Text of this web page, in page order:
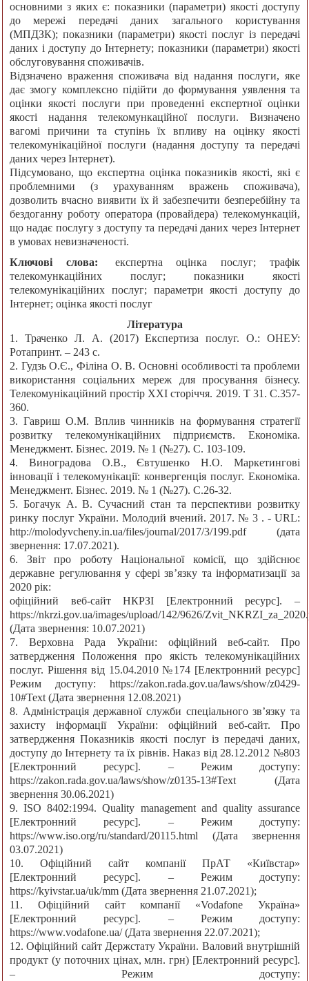
основними з яких є: показники (параметри) якості доступу
до мережі передачі даних загального користування
(МПДЗК); показники (параметри) якості послуг із передачі
даних і доступу до Інтернету; показники (параметри) якості
обслуговування споживачів.
Відзначено враження споживача від надання послуги, яке
дає змогу комплексно підійти до формування уявлення та
оцінки якості послуги при проведенні експертної оцінки
якості надання телекомункаційної послуги. Визначено
вагомі причини та ступінь їх впливу на оцінку якості
телекомунікаційної послуги (надання доступу та передачі
даних через Інтернет).
Підсумовано, що експертна оцінка показників якості, які є
проблемними (з урахуванням вражень споживача),
дозволить вчасно виявити їх й забезпечити безперебійну та
бездоганну роботу оператора (провайдера) телекомункацій,
що надає послугу з доступу та передачі даних через Інтернет
в умовах невизначеності.
Ключові слова:
експертна оцінка послуг; трафік
телекомункаційних послуг; показники якості
телекомунікаційних послуг; параметри якості доступу до
Інтернет; оцінка якості послуг
Література
1. Траченко Л. А. (2017) Експертиза послуг. О.: ОНЕУ:
Ротапринт. – 243 с.
2. Гудзь О.Є., Філіна О. В. Основні особливості та проблеми
використання соціальних мереж для просування бізнесу.
Телекомунікаційний простір ХХІ сторіччя. 2019. T 31. С.357-
360.
3. Гавриш О.М. Вплив чинників на формування стратегії
розвитку телекомунікаційних підприємств. Економіка.
Менеджмент. Бізнес. 2019. № 1 (№27). С. 103-109.
4. Виноградова О.В., Євтушенко Н.О. Маркетингові
інновації і телекомунікації: конвергенція послуг. Економіка.
Менеджмент. Бізнес. 2019. № 1 (№27). С.26-32.
5. Богачук А. В. Сучасний стан та перспективи розвитку
ринку послуг України. Молодий вчений. 2017. № 3 . - URL:
http://molodyvcheny.in.ua/files/journal/2017/3/199.pdf (дата
звернення: 17.07.2021).
6. Звіт про роботу Національної комісії, що здійснює
державне регулювання у сфері зв’язку та інформатизації за
2020 рік:
офіційний веб-сайт НКРЗІ [Електронний ресурс]. –
https://nkrzi.gov.ua/images/upload/142/9626/
(Дата звернення: 10.07.2021)
7. Верховна Рада України: офіційний веб-сайт. Про
затвердження Положення про якість телекомунікаційних
послуг. Рішення від 15.04.2010 №174 [Електронний ресурс]
Режим доступу: https://zakon.rada.gov.ua/laws/show/z0429-
10#Text (Дата звернення 12.08.2021)
8. Адміністрація державної служби спеціального зв’язку та
захисту інформації України: офіційний веб-сайт. Про
затвердження Показників якості послуг із передачі даних,
доступу до Інтернету та їх рівнів. Наказ від 28.12.2012 №803
[Електронний ресурс]. – Режим доступу:
https://zakon.rada.gov.ua/laws/show/z0135-13#Text (Дата
звернення 30.06.2021)
9. ISO 8402:1994. Quality management and quality assurance
[Електронний ресурс]. – Режим доступу:
https://www.iso.org/ru/standard/20115.html (Дата звернення
03.07.2021)
10. Офіційний сайт компанії ПрАТ «Київстар»
[Електронний ресурс]. – Режим доступу:
https://kyivstar.ua/uk/mm (Дата звернення 21.07.2021);
11. Офіційний сайт компанії «Vodafone Україна»
[Електронний ресурс]. – Режим доступу:
https://www.vodafone.ua/ (Дата звернення 22.07.2021);
12. Офіційний сайт Держстату України. Валовий внутрішній
продукт (у поточних цінах, млн. грн) [Електронний ресурс].
– Режим доступу: